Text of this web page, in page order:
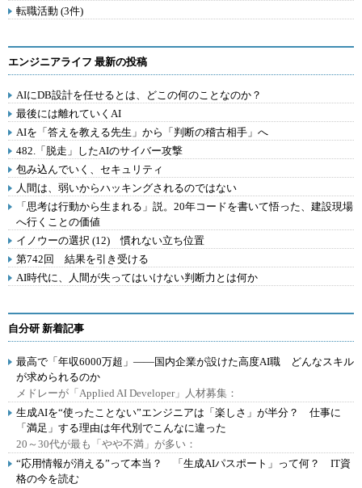
転職活動 (3件)
エンジニアライフ 最新の投稿
AIにDB設計を任せるとは、どこの何のことなのか？
最後には離れていくAI
AIを「答えを教える先生」から「判断の稽古相手」へ
482.「脱走」したAIのサイバー攻撃
包み込んでいく、セキュリティ
人間は、弱いからハッキングされるのではない
「思考は行動から生まれる」説。20年コードを書いて悟った、建設現場
へ行くことの価値
イノウーの選択 (12) 慣れない立ち位置
第742回 結果を引き受ける
AI時代に、人間が失ってはいけない判断力とは何か
自分研 新着記事
最高で「年収6000万超」――国内企業が設けた高度AI職 どんなスキル
が求められるのか
メドレーが「Applied AI Developer」人材募集：
生成AIを“使ったことない”エンジニアは「楽しさ」が半分？ 仕事に
「満足」する理由は年代別でこんなに違った
20～30代が最も「やや不満」が多い：
“応用情報が消える”って本当？ 「生成AIパスポート」って何？ IT資
格の今を読む